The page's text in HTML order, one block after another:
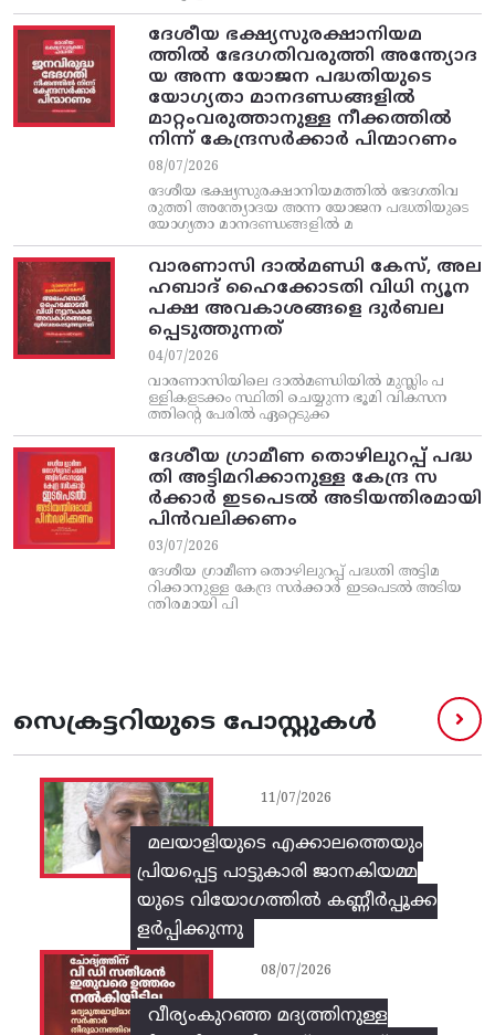
ദേശീയ ഭക്ഷ്യസുരക്ഷാനിയമ
ത്തിൽ ഭേദഗതിവരുത്തി അന്ത്യോദ
യ അന്ന യോജന പദ്ധതിയുടെ
യോഗ്യതാ മാനദണ്ഡങ്ങളിൽ
മാറ്റംവരുത്താനുള്ള നീക്കത്തിൽ
നിന്ന്‌ കേന്ദ്രസർക്കാർ പിന്മാറണം
08/07/2026
ദേശീയ ഭക്ഷ്യസുരക്ഷാനിയമത്തിൽ ഭേദഗതിവ
രുത്തി അന്ത്യോദയ അന്ന യോജന പദ്ധതിയുടെ
യോഗ്യതാ മാനദണ്ഡങ്ങളിൽ മ
വാരണാസി ദാൽമണ്ഡി കേസ്, അല
ഹബാദ് ഹൈക്കോടതി വിധി ന്യൂന
പക്ഷ അവകാശങ്ങളെ ദുർബല
പ്പെടുത്തുന്നത്
04/07/2026
വാരണാസിയിലെ ദാൽമണ്ഡിയിൽ മുസ്ലിം പ
ള്ളികളടക്കം സ്ഥിതി ചെയ്യുന്ന ഭൂമി വികസന
ത്തിന്റെ പേരിൽ ഏറ്റെടുക്ക
ദേശീയ ഗ്രാമീണ തൊഴിലുറപ്പ്‌ പദ്ധ
തി അട്ടിമറിക്കാനുള്ള കേന്ദ്ര സ
ര്‍ക്കാര്‍ ഇടപെടല്‍ അടിയന്തിരമായി
പിന്‍വലിക്കണം
03/07/2026
ദേശീയ ഗ്രാമീണ തൊഴിലുറപ്പ്‌ പദ്ധതി അട്ടിമ
റിക്കാനുള്ള കേന്ദ്ര സര്‍ക്കാര്‍ ഇടപെടല്‍ അടിയ
ന്തിരമായി പി
സെക്രട്ടറിയുടെ പോസ്റ്റുകൾ
മലയാളിയുടെ എക്കാലത്തെയും
പ്രിയപ്പെട്ട പാട്ടുകാരി ജാനകിയമ്മ
യുടെ വിയോഗത്തിൽ കണ്ണീർപ്പൂക്ക
ളർപ്പിക്കുന്നു
11/07/2026
വീര്യംകുറഞ്ഞ മദ്യത്തിനുള്ള
08/07/2026